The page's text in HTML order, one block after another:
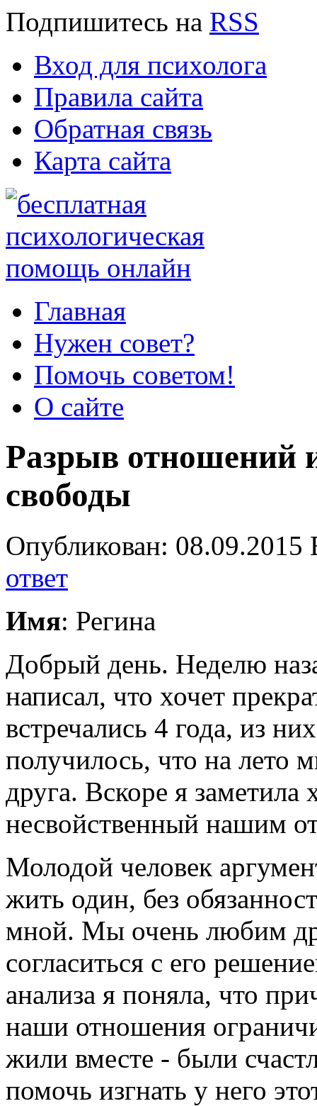
Подпишитесь на RSS
Вход для психолога
Правила сайта
Обратная связь
Карта сайта
Главная
Нужен совет?
Помочь советом!
О сайте
Разрыв отношений
свободы
Опубликован:
ответ
Имя: Регина
Добрый день. Неделю
написал, что хочет
встречались 4 года, из
получилось, что на лето
друга. Вскоре я
несвойственный нашим
Молодой человек
жить один, без
мной. Мы очень любим
согласиться с его
анализа я поняла, что
наши отношения
жили вместе - были
помочь изгнать у него